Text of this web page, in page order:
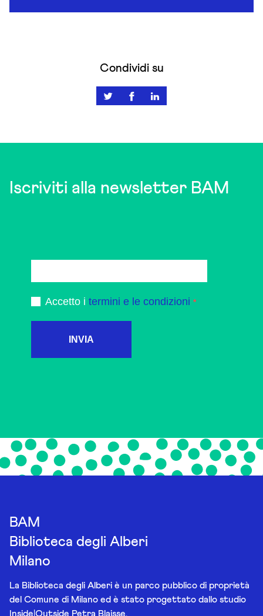
Condividi su
Iscriviti alla newsletter BAM
Accetto i termini e le condizioni
INVIA
BAM
Biblioteca degli Alberi
Milano
La Biblioteca degli Alberi è un parco pubblico di proprietà
del Comune di Milano ed è stato progettato dallo studio
Inside|Outside Petra Blaisse.